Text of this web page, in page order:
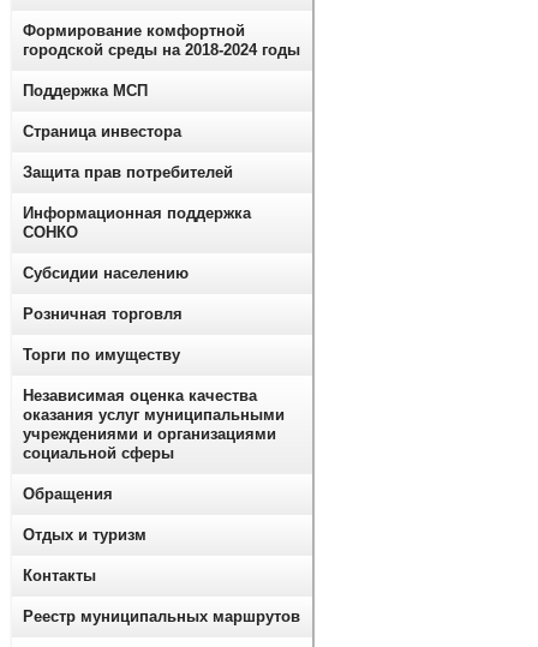
Формирование комфортной
городской среды на 2018-2024 годы
Поддержка МСП
Страница инвестора
Защита прав потребителей
Информационная поддержка
СОНКО
Субсидии населению
Розничная торговля
Торги по имуществу
Независимая оценка качества
оказания услуг муниципальными
учреждениями и организациями
социальной сферы
Обращения
Отдых и туризм
Контакты
Реестр муниципальных маршрутов